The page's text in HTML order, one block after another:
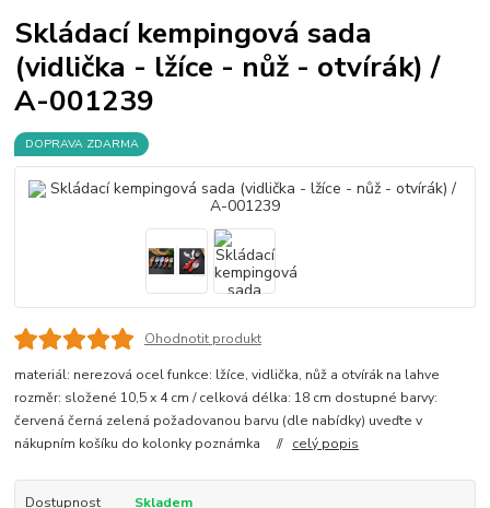
Skládací kempingová sada
(vidlička - lžíce - nůž - otvírák) /
A-001239
DOPRAVA ZDARMA
Ohodnotit produkt
materiál: nerezová ocel funkce: lžíce, vidlička, nůž a otvírák na lahve
rozměr: složené 10,5 x 4 cm / celková délka: 18 cm dostupné barvy:
červená černá zelená požadovanou barvu (dle nabídky) uveďte v
nákupním košíku do kolonky poznámka // celý popis
Dostupnost Skladem